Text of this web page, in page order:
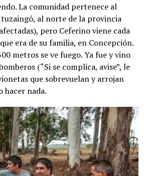
La comunidad pertenece al
al norte de la provincia
pero Ceferino viene cada
era de su familia, en Concepción.
metros se ve fuego. Ya fue y vino
(“Si se complica, avise”, le
que sobrevuelan y arrojan
hacer nada.